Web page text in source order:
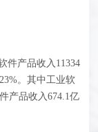
产品收入11334
。其中工业软
产品收入674.1亿